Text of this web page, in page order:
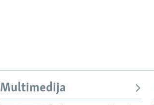
Multimedija